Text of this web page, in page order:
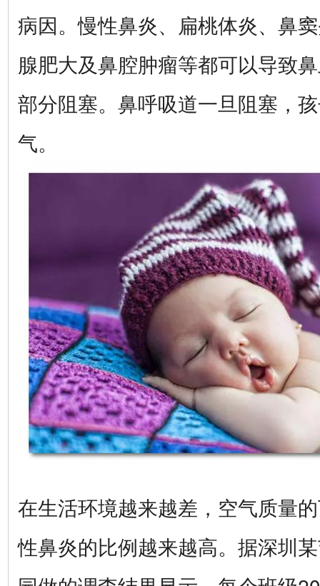
病因。慢性鼻炎、扁桃体炎、鼻
腺肥大及鼻腔肿瘤等都可以导致
部分阻塞。鼻呼吸道一旦阻塞，
气。
在生活环境越来越差，空气质量
性鼻炎的比例越来越高。据深圳